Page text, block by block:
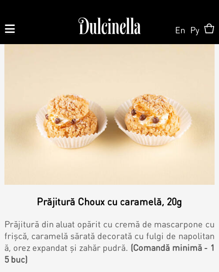
La Comandă
La Comandă
Bento cake
Colaci
Magazin Online
Prajituri
Magazine
En Ру
Prăjitură Choux cu caramelă, 20g
Prăjitură din aluat opărit cu cremă de mascarpone cu
frișcă, caramelă sărată decorată cu fulgi de napolitan
ă, orez expandat și zahăr pudră. (Comandă minimă - 1
5 buc)